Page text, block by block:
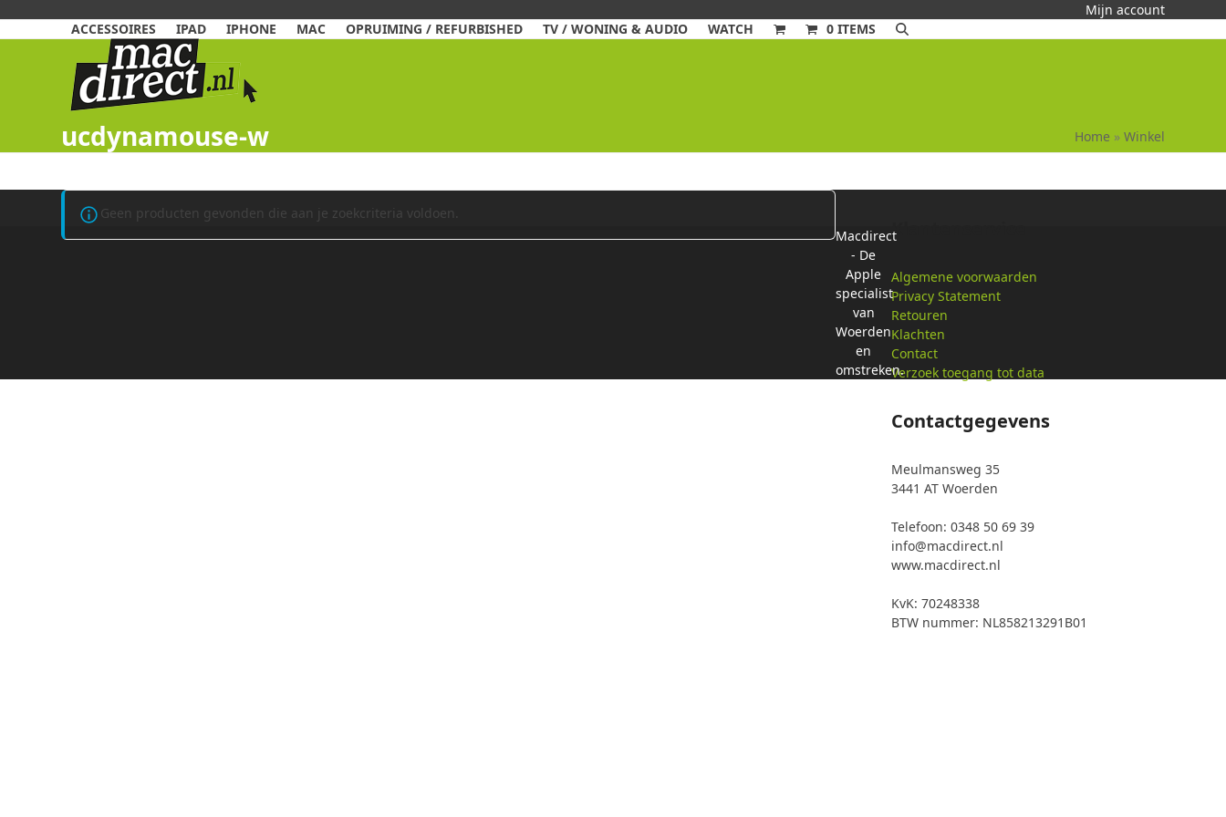
Mijn account
ACCESSOIRES
IPAD IPHONE MAC OPRUIMING / REFURBISHED TV / WONING & AUDIO WATCH 0 ITEMS
ucdynamouse-w Home » Winkel
Geen producten gevonden die aan je zoekcriteria voldoen.
Klantenservice
Algemene voorwaarden
Privacy Statement
Retouren
Klachten
Contact
Verzoek toegang tot data
Contactgegevens
Meulmansweg 35
3441 AT Woerden
Telefoon: 0348 50 69 39
info@macdirect.nl
www.macdirect.nl
KvK: 70248338
BTW nummer: NL858213291B01
Macdirect
- De
Apple
specialist
van
Woerden
en
omstreken.